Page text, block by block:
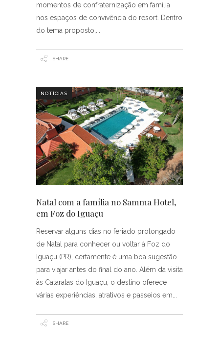
momentos de confraternização em família
nos espaços de convivência do resort. Dentro
do tema proposto,
SHARE
NOTÍCIAS
Natal com a família no Samma Hotel,
em Foz do Iguaçu
Reservar alguns dias no feriado prolongado
de Natal para conhecer ou voltar à Foz do
Iguaçu (PR), certamente é uma boa sugestão
para viajar antes do final do ano. Além da visita
às Cataratas do Iguaçu, o destino oferece
várias experiências, atrativos e passeios em
SHARE